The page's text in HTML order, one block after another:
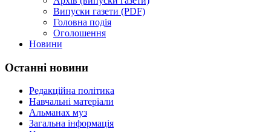
Випуски газети (PDF)
Головна подія
Оголошення
Новини
Останні новини
Редакційна політика
Навчальні матеріали
Альманах муз
Загальна інформація